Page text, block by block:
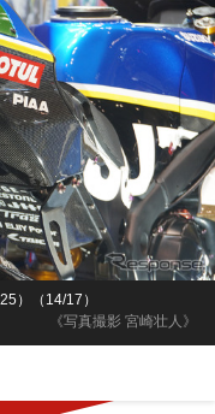
《写真撮影 宮崎壮人》
）（14/17）